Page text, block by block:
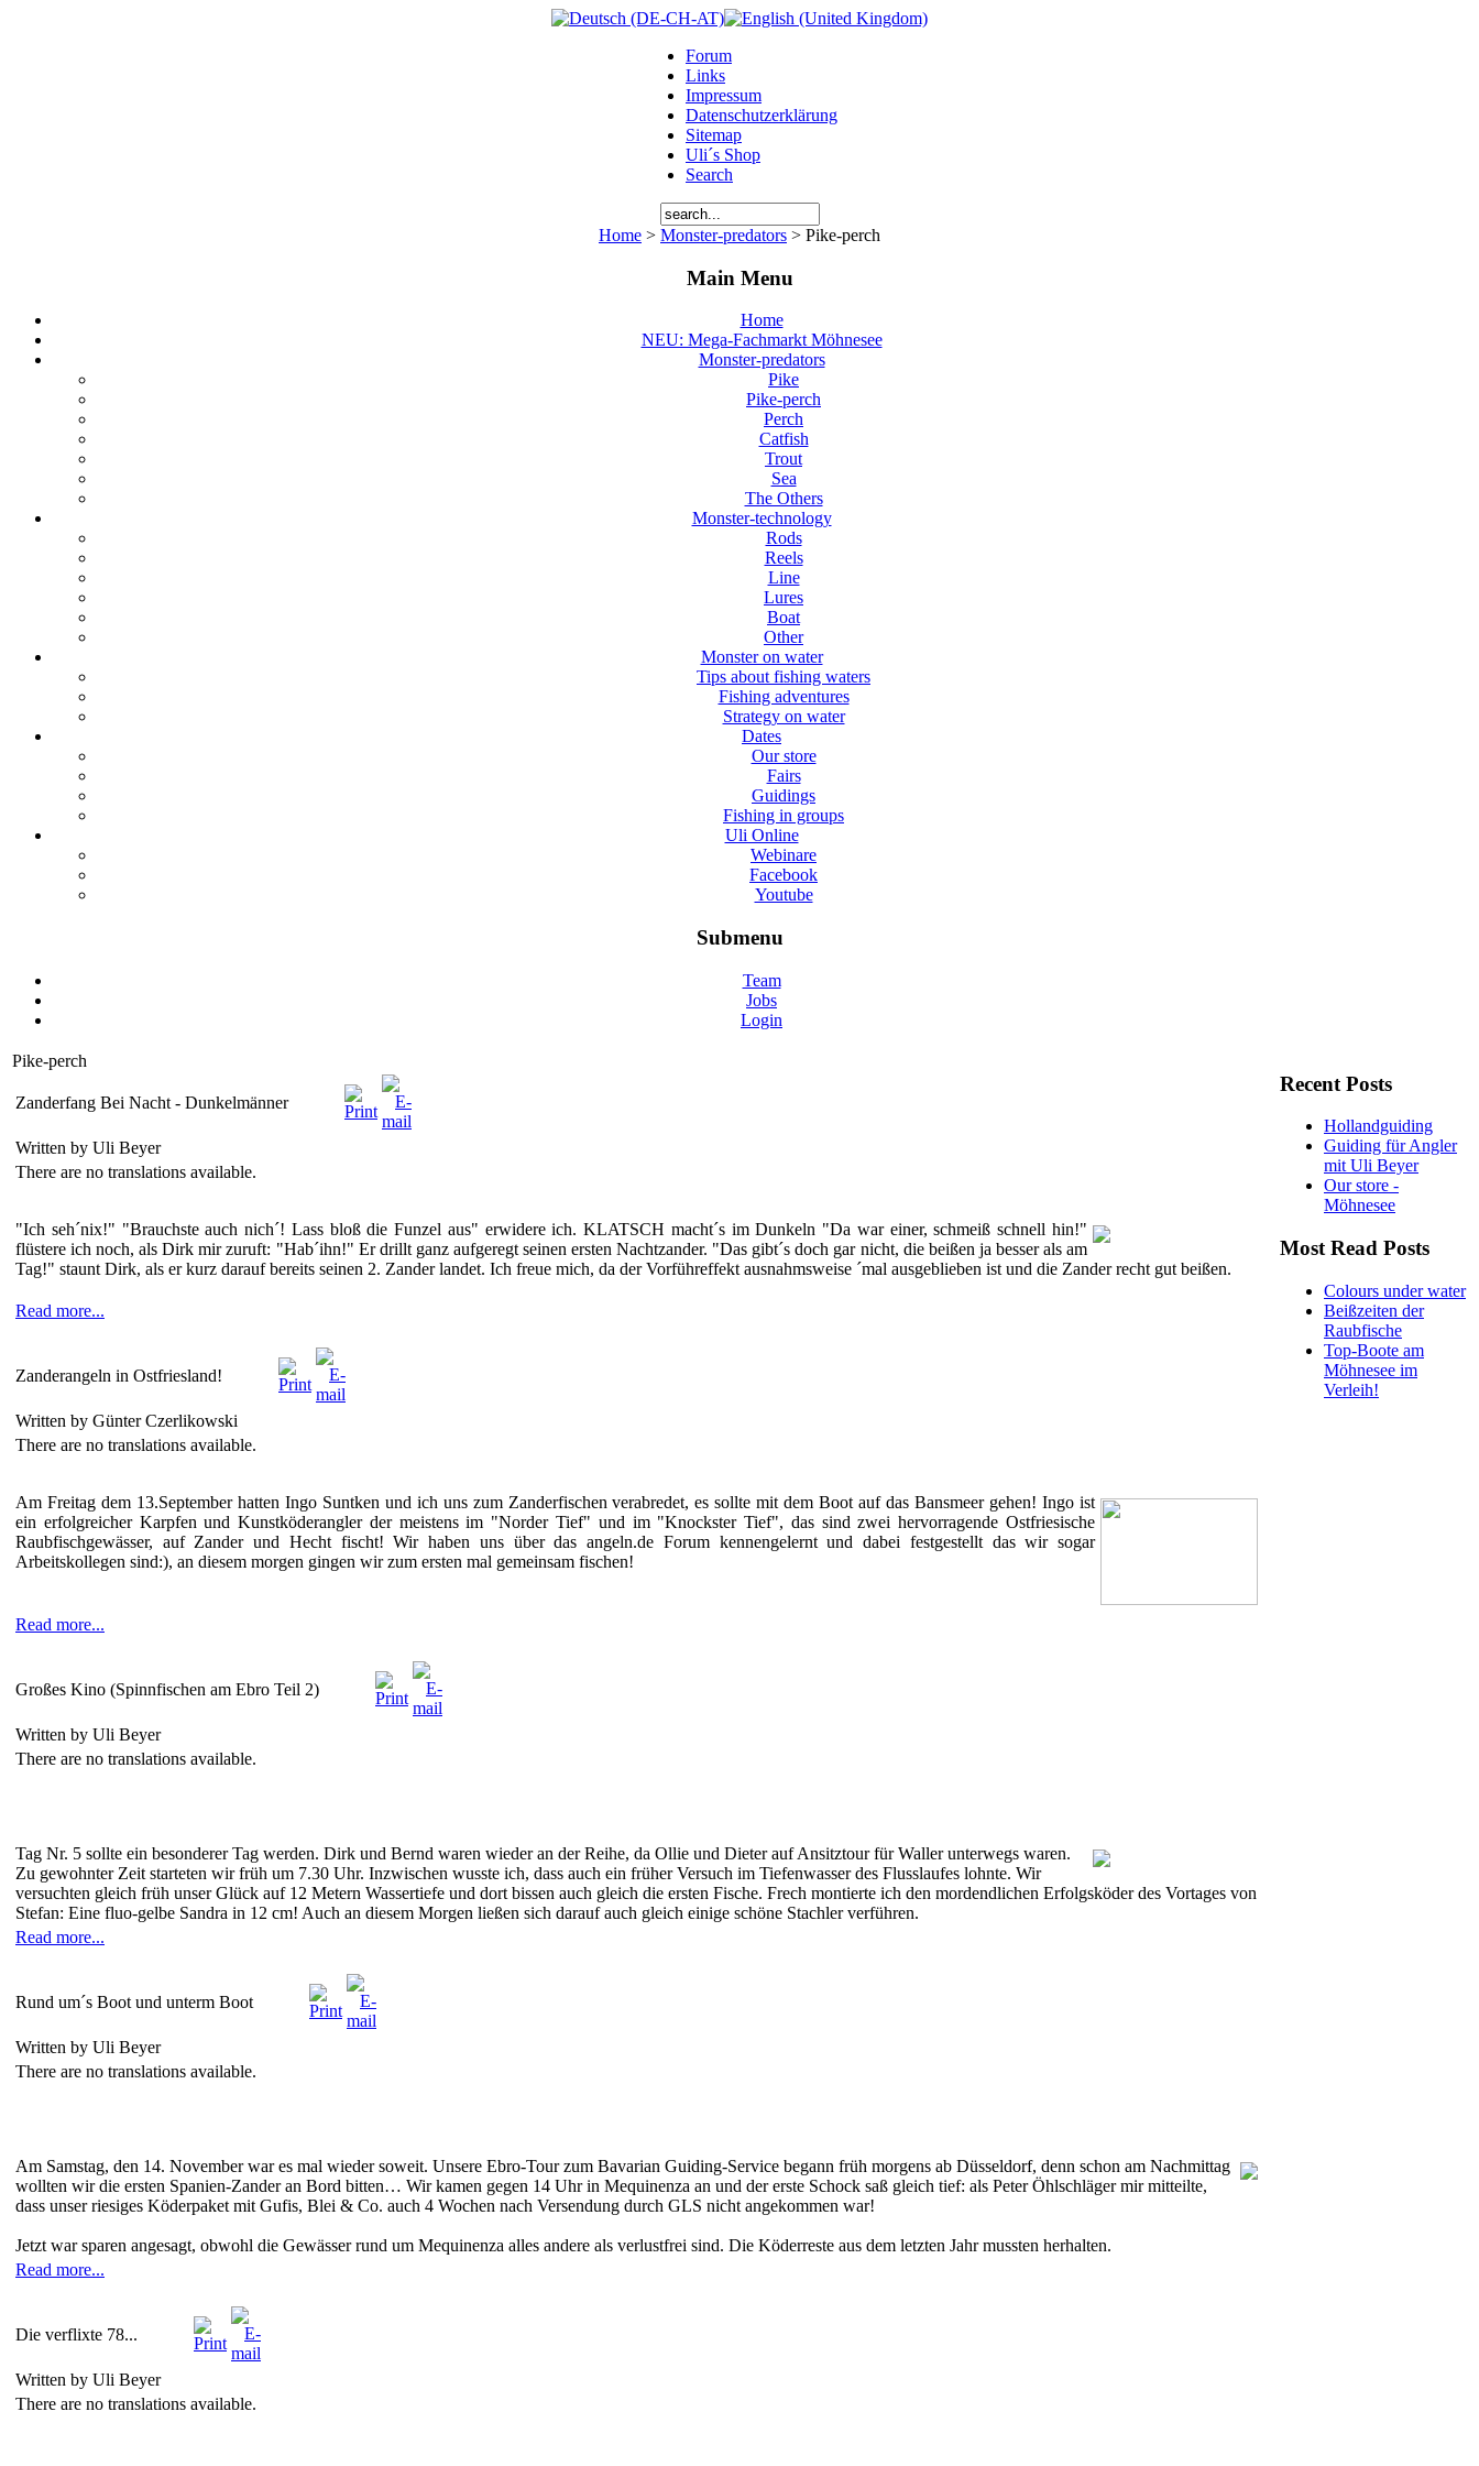
Forum
Links
Impressum
Datenschutzerklärung
Sitemap
Uli´s Shop
Search
Home > Monster-predators > Pike-perch
Main Menu
Home
NEU: Mega-Fachmarkt Möhnesee
Monster-predators
Pike
Pike-perch
Perch
Catfish
Trout
Sea
The Others
Monster-technology
Rods
Reels
Line
Lures
Boat
Other
Monster on water
Tips about fishing waters
Fishing adventures
Strategy on water
Dates
Our store
Fairs
Guidings
Fishing in groups
Uli Online
Webinare
Facebook
Youtube
Submenu
Team
Jobs
Login
Pike-perch
Zanderfang Bei Nacht - Dunkelmänner
Written by Uli Beyer
There are no translations available.
"Ich seh´nix!" "Brauchste auch nich´! Lass bloß die Funzel aus" erwidere ich. KLATSCH macht´s im Dunkeln "Da war einer, schmeiß schnell hin!"
flüstere ich noch, als Dirk mir zuruft: "Hab´ihn!" Er drillt ganz aufgeregt seinen ersten Nachtzander. "Das gibt´s doch gar nicht, die beißen ja besser als am
Tag!" staunt Dirk, als er kurz darauf bereits seinen 2. Zander landet. Ich freue mich, da der Vorführeffekt ausnahmsweise ´mal ausgeblieben ist und die Zander recht gut beißen.
Read more...
Zanderangeln in Ostfriesland!
Written by Günter Czerlikowski
There are no translations available.
Am Freitag dem 13.September hatten Ingo Suntken und ich uns zum Zanderfischen verabredet, es sollte mit dem Boot auf das Bansmeer gehen! Ingo ist
ein erfolgreicher Karpfen und Kunstköderangler der meistens im "Norder Tief" und im "Knockster Tief", das sind zwei hervorragende Ostfriesische
Raubfischgewässer, auf Zander und Hecht fischt! Wir haben uns über das angeln.de Forum kennengelernt und dabei festgestellt das wir sogar
Arbeitskollegen sind:), an diesem morgen gingen wir zum ersten mal gemeinsam fischen!
Read more...
Großes Kino (Spinnfischen am Ebro Teil 2)
Written by Uli Beyer
There are no translations available.
Tag Nr. 5 sollte ein besonderer Tag werden. Dirk und Bernd waren wieder an der Reihe, da Ollie und Dieter auf Ansitztour für Waller unterwegs waren.
Zu gewohnter Zeit starteten wir früh um 7.30 Uhr. Inzwischen wusste ich, dass auch ein früher Versuch im Tiefenwasser des Flusslaufes lohnte. Wir
versuchten gleich früh unser Glück auf 12 Metern Wassertiefe und dort bissen auch gleich die ersten Fische. Frech montierte ich den mordendlichen Erfolgsköder des Vortages von
Stefan: Eine fluo-gelbe Sandra in 12 cm! Auch an diesem Morgen ließen sich darauf auch gleich einige schöne Stachler verführen.
Read more...
Rund um´s Boot und unterm Boot
Written by Uli Beyer
There are no translations available.
Am Samstag, den 14. November war es mal wieder soweit. Unsere Ebro-Tour zum Bavarian Guiding-Service begann früh morgens ab Düsseldorf, denn schon am Nachmittag
wollten wir die ersten Spanien-Zander an Bord bitten… Wir kamen gegen 14 Uhr in Mequinenza an und der erste Schock saß gleich tief: als Peter Öhlschläger mir mitteilte,
dass unser riesiges Köderpaket mit Gufis, Blei & Co. auch 4 Wochen nach Versendung durch GLS nicht angekommen war!
Jetzt war sparen angesagt, obwohl die Gewässer rund um Mequinenza alles andere als verlustfrei sind. Die Köderreste aus dem letzten Jahr mussten herhalten.
Read more...
Die verflixte 78...
Written by Uli Beyer
There are no translations available.
Recent Posts
Hollandguiding
Guiding für Angler
mit Uli Beyer
Our store -
Möhnesee
Most Read Posts
Colours under water
Beißzeiten der
Raubfische
Top-Boote am
Möhnesee im
Verleih!